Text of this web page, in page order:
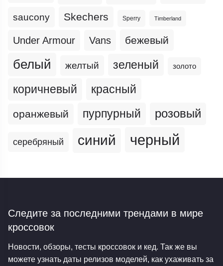
saucony Skechers Sperry Timberland
Under Armour Vans бежевый
белый желтый зеленый золото
коричневый красный
оранжевый пурпурный розовый
серебряный синий черный
Следите за последними трендами в мире
кроссовок
Новости, обзоры, тесты кроссовок и кед. Так же вы
можете узнать даты релизов моделей, как ухаживать за